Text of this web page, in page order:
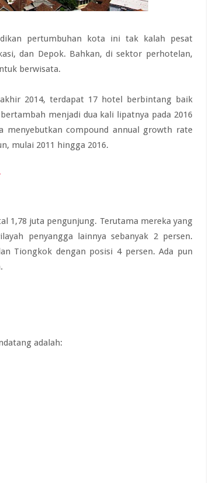
pertumbuhan kota ini tak kalah pesat
dan Depok. Bahkan, di sektor perhotelan,
berwisata.
2014, terdapat 17 hotel berbintang baik
menjadi dua kali lipatnya pada 2016
menyebutkan compound annual growth rate
mulai 2011 hingga 2016.
1,78 juta pengunjung. Terutama mereka yang
penyangga lainnya sebanyak 2 persen.
Tiongkok dengan posisi 4 persen. Ada pun
adalah: